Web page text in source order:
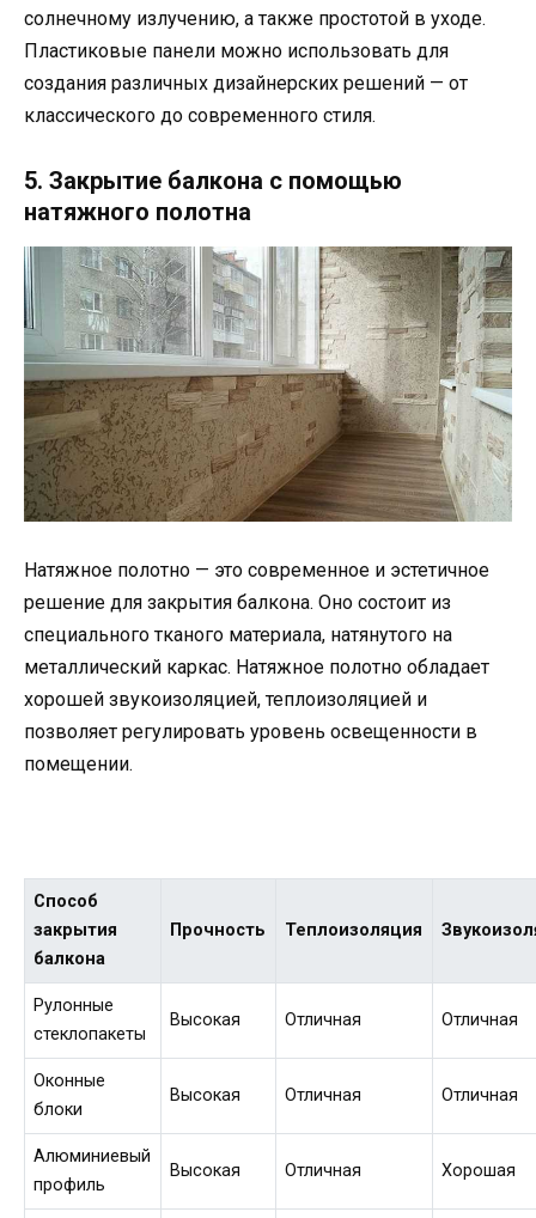
солнечному излучению, а также простотой в уходе.
Пластиковые панели можно использовать для
создания различных дизайнерских решений — от
классического до современного стиля.
5. Закрытие балкона с помощью
натяжного полотна
Натяжное полотно — это современное и эстетичное
решение для закрытия балкона. Оно состоит из
специального тканого материала, натянутого на
металлический каркас. Натяжное полотно обладает
хорошей звукоизоляцией, теплоизоляцией и
позволяет регулировать уровень освещенности в
помещении.
Способ
закрытия
балкона
Прочность Теплоизоляция
Рулонные
стеклопакеты
Высокая Отличная Отличная
Оконные
блоки
Высокая Отличная Отличная
Алюминиевый
профиль
Высокая Отличная Хорошая